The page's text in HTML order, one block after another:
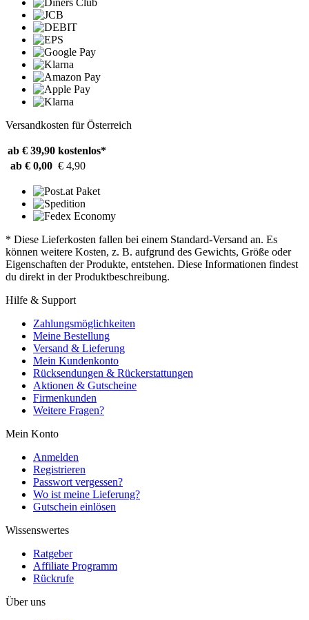
Versandkosten für Österreich
ab € 39,90 kostenlos*
ab € 0,00 € 4,90
* Diese Lieferkosten fallen bei einem Standard-Versand an. Es
können weitere Kosten, z. B. aufgrund des Gewichts, Größe oder
Eigenschaften der Produkte, entstehen. Diese Informationen findest
du direkt in der Produktbeschreibung.
Hilfe & Support
Zahlungsmöglichkeiten
Meine Bestellung
Versand & Lieferung
Mein Kundenkonto
Rücksendungen & Rückerstattungen
Aktionen & Gutscheine
Firmenkunden
Weitere Fragen?
Mein Konto
Anmelden
Registrieren
Passwort vergessen?
Wo ist meine Lieferung?
Gutschein einlösen
Wissenswertes
Ratgeber
Affiliate Programm
Rückrufe
Über uns